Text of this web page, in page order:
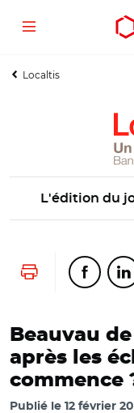
Aller
contenu
Aller
menu
Ouvrir
outils
Menu
Localtis
L'édition du
Lancer
Beauvau
après les
commence
Publié le 12 février